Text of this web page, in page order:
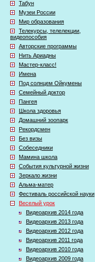
Табун
Музеи России
Мир образования
Телекурсы, телелекции,
видеопособия
Авторские программы
Нить Ариадны
Мастер-класс!
Имена
Под солнцем Ойкумены
Семейный доктор
Пангея
Школа здоровья
Домашний зоопарк
Рекордсмен
Без визы
Собеседники
Мамина школа
События культурной жизни
Зеркало жизни
Альма-матер
Фестиваль российской науки
Веселый урок
Видеоархив 2014 года
Видеоархив 2013 года
Видеоархив 2012 года
Видеоархив 2011 года
Видеоархив 2010 года
Видеоархив 2009 года